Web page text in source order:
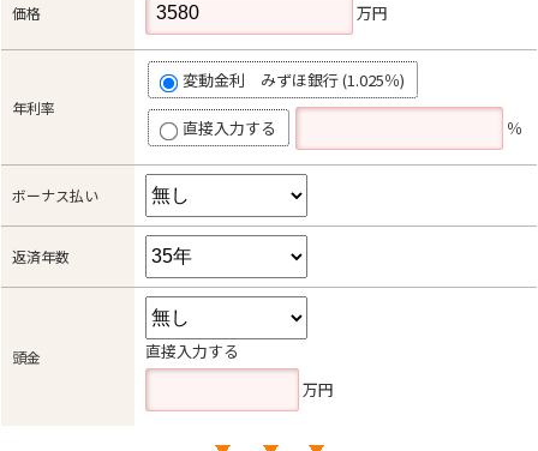
価格 万円
年利率
変動金利 みずほ銀行 (1.025％)
直接入力する ％
ボーナス払い
返済年数
頭金
直接入力する
万円